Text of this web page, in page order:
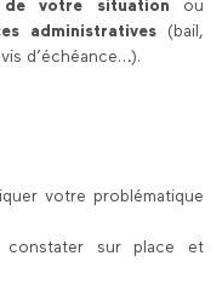
de votre situation ou
administratives (bail,
d’échéance…).
votre problématique
sur place
et